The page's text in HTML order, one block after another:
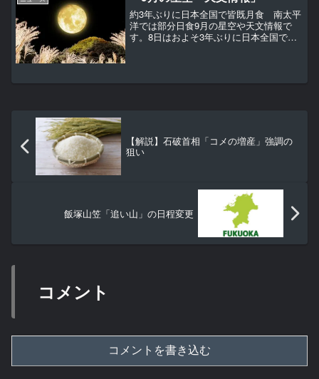
約3年ぶりに日本全国で皆既月食 南太平
洋では部分日食9月の星空や天文情報で
す。8日はおよそ3年ぶりに日本全国で皆
星として人気の土星...
【解説】石破首相「コメの増産」強調の
狙い
飯塚山笠「追い山」の日程変更
コメント
コメントを書き込む